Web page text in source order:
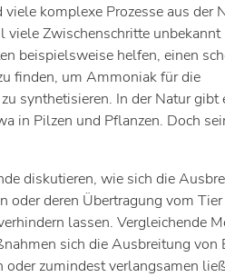
komplexe Prozesse aus der
viele Zwischenschritte unbekannt
beispielsweise helfen, einen
finden, um Ammoniak für die
synthetisieren. In der Natur gibt
in Pilzen und Pflanzen. Doch
diskutieren, wie sich die
oder deren Übertragung vom
lassen. Vergleichende
sich die Ausbreitung von
zumindest verlangsamen